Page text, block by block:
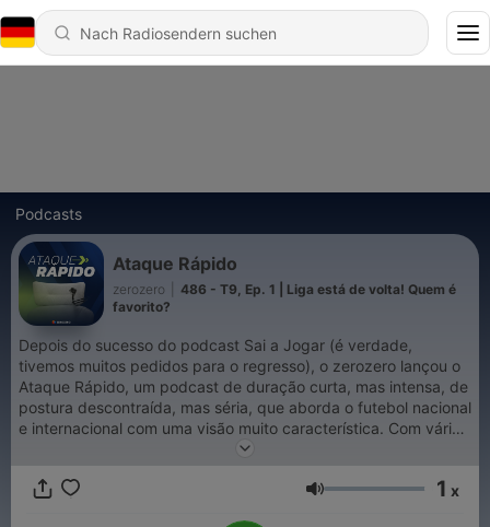
Podcasts
Ataque Rápido
zerozero
486 - T9, Ep. 1 | Liga está de volta! Quem é
favorito?
Depois do sucesso do podcast Sai a Jogar (é verdade,
tivemos muitos pedidos para o regresso), o zerozero lançou o
Ataque Rápido, um podcast de duração curta, mas intensa, de
postura descontraída, mas séria, que aborda o futebol nacional
e internacional com uma visão muito característica. Com várias
rubricas diferentes e o sempre inevitável Minuto CR, os
conversam sobre os temas mais relevantes do desporto-rei. E
Lautstärke 1 x